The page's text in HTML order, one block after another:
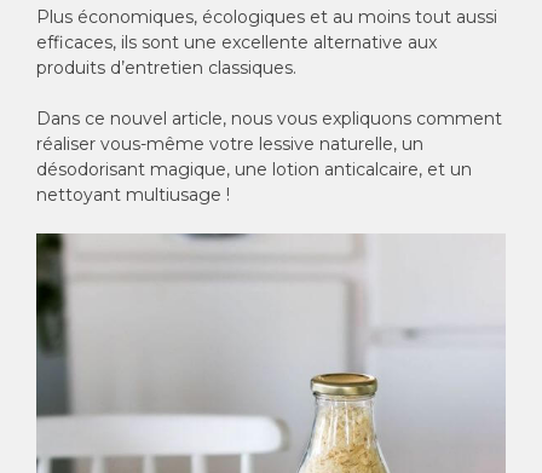
Plus économiques, écologiques et au moins tout aussi
efficaces, ils sont une excellente alternative aux
produits d’entretien classiques.
Dans ce nouvel article, nous vous expliquons comment
réaliser vous-même votre lessive naturelle, un
désodorisant magique, une lotion anticalcaire, et un
nettoyant multiusage !